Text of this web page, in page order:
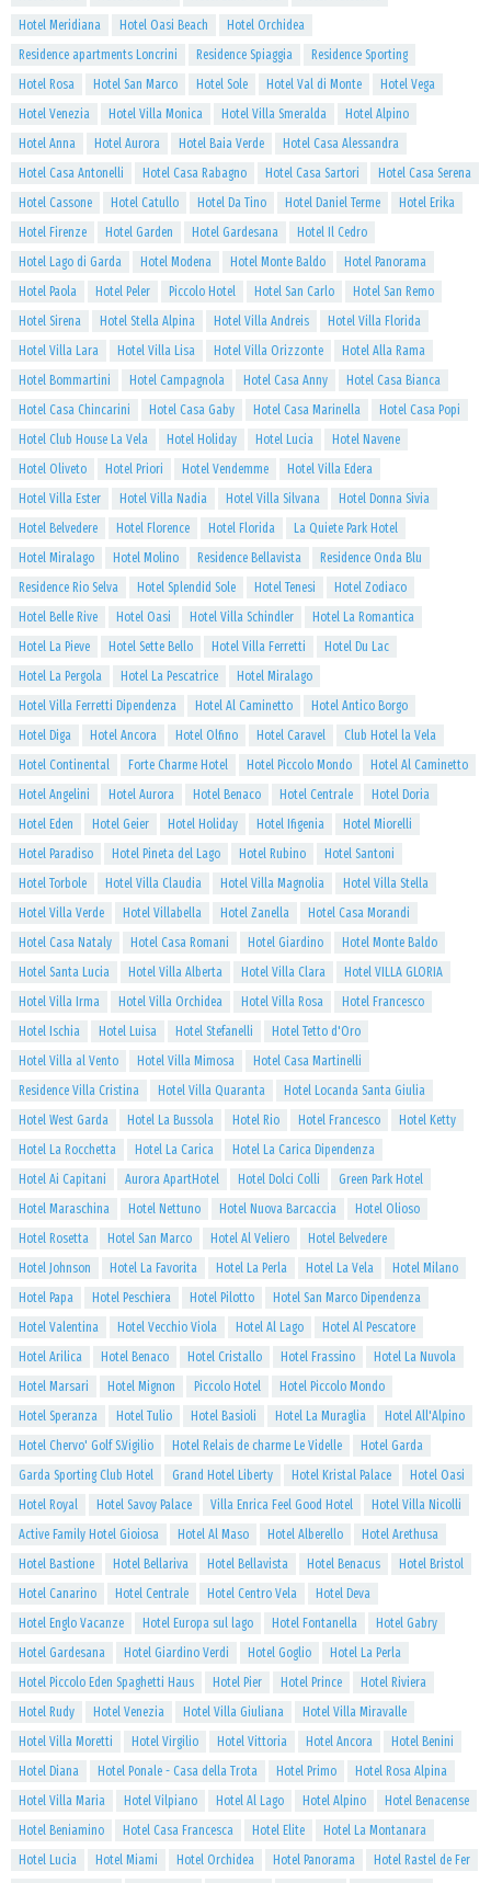
Hotel Meridiana
Hotel Oasi Beach
Hotel Orchidea
Residence apartments Loncrini
Residence Spiaggia
Residence Sporting
Hotel Rosa
Hotel San Marco Hotel Sole Hotel Val di Monte
Hotel Vega
Hotel Venezia
Hotel Villa Monica Hotel Villa Smeralda
Hotel Alpino
Hotel Anna
Hotel Aurora Hotel Baia Verde
Hotel Casa Alessandra
Hotel Casa Antonelli
Hotel Casa Rabagno Hotel Casa Sartori
Hotel Casa Serena
Hotel Cassone
Hotel Catullo Hotel Da Tino Hotel Daniel Terme
Hotel Erika
Hotel Firenze
Hotel Garden Hotel Gardesana
Hotel Il Cedro
Hotel Lago di Garda
Hotel Modena Hotel Monte Baldo
Hotel Panorama
Hotel Paola
Hotel Peler Piccolo Hotel Hotel San Carlo
Hotel San Remo
Hotel Sirena
Hotel Stella Alpina Hotel Villa Andreis
Hotel Villa Florida
Hotel Villa Lara
Hotel Villa Lisa Hotel Villa Orizzonte
Hotel Alla Rama
Hotel Bommartini
Hotel Campagnola Hotel Casa Anny
Hotel Casa Bianca
Hotel Casa Chincarini
Hotel Casa Gaby Hotel Casa Marinella
Hotel Casa Popi
Hotel Club House La Vela
Hotel Holiday Hotel Lucia
Hotel Navene
Hotel Oliveto
Hotel Priori Hotel Vendemme
Hotel Villa Edera
Hotel Villa Ester
Hotel Villa Nadia Hotel Villa Silvana
Hotel Donna Sivia
Hotel Belvedere
Hotel Florence Hotel Florida
La Quiete Park Hotel
Hotel Miralago
Hotel Molino Residence Bellavista
Residence Onda Blu
Residence Rio Selva
Hotel Splendid Sole Hotel Tenesi
Hotel Zodiaco
Hotel Belle Rive
Hotel Oasi Hotel Villa Schindler
Hotel La Romantica
Hotel La Pieve
Hotel Sette Bello Hotel Villa Ferretti
Hotel Du Lac
Hotel La Pergola
Hotel La Pescatrice
Hotel Miralago
Hotel Villa Ferretti Dipendenza
Hotel Al Caminetto
Hotel Antico Borgo
Hotel Diga
Hotel Ancora Hotel Olfino Hotel Caravel
Club Hotel la Vela
Hotel Continental
Forte Charme Hotel Hotel Piccolo Mondo
Hotel Al Caminetto
Hotel Angelini
Hotel Aurora Hotel Benaco Hotel Centrale
Hotel Doria
Hotel Eden
Hotel Geier Hotel Holiday Hotel Ifigenia
Hotel Miorelli
Hotel Paradiso
Hotel Pineta del Lago Hotel Rubino
Hotel Santoni
Hotel Torbole
Hotel Villa Claudia Hotel Villa Magnolia
Hotel Villa Stella
Hotel Villa Verde
Hotel Villabella Hotel Zanella
Hotel Casa Morandi
Hotel Casa Nataly
Hotel Casa Romani Hotel Giardino
Hotel Monte Baldo
Hotel Santa Lucia
Hotel Villa Alberta Hotel Villa Clara
Hotel VILLA GLORIA
Hotel Villa Irma
Hotel Villa Orchidea Hotel Villa Rosa
Hotel Francesco
Hotel Ischia
Hotel Luisa Hotel Stefanelli
Hotel Tetto d'Oro
Hotel Villa al Vento
Hotel Villa Mimosa
Hotel Casa Martinelli
Residence Villa Cristina
Hotel Villa Quaranta
Hotel Locanda Santa Giulia
Hotel West Garda
Hotel La Bussola Hotel Rio Hotel Francesco
Hotel Ketty
Hotel La Rocchetta
Hotel La Carica
Hotel La Carica Dipendenza
Hotel Ai Capitani
Aurora ApartHotel Hotel Dolci Colli
Green Park Hotel
Hotel Maraschina
Hotel Nettuno Hotel Nuova Barcaccia
Hotel Olioso
Hotel Rosetta
Hotel San Marco Hotel Al Veliero
Hotel Belvedere
Hotel Johnson
Hotel La Favorita Hotel La Perla Hotel La Vela
Hotel Milano
Hotel Papa
Hotel Peschiera Hotel Pilotto
Hotel San Marco Dipendenza
Hotel Valentina
Hotel Vecchio Viola Hotel Al Lago
Hotel Al Pescatore
Hotel Arilica
Hotel Benaco Hotel Cristallo Hotel Frassino
Hotel La Nuvola
Hotel Marsari
Hotel Mignon Piccolo Hotel
Hotel Piccolo Mondo
Hotel Speranza
Hotel Tulio Hotel Basioli Hotel La Muraglia
Hotel All'Alpino
Hotel Chervo' Golf S.Vigilio
Hotel Relais de charme Le Videlle
Hotel Garda
Garda Sporting Club Hotel
Grand Hotel Liberty Hotel Kristal Palace
Hotel Oasi
Hotel Royal
Hotel Savoy Palace Villa Enrica Feel Good Hotel
Hotel Villa Nicolli
Active Family Hotel Gioiosa
Hotel Al Maso Hotel Alberello
Hotel Arethusa
Hotel Bastione
Hotel Bellariva Hotel Bellavista Hotel Benacus
Hotel Bristol
Hotel Canarino
Hotel Centrale Hotel Centro Vela
Hotel Deva
Hotel Englo Vacanze
Hotel Europa sul lago Hotel Fontanella
Hotel Gabry
Hotel Gardesana
Hotel Giardino Verdi Hotel Goglio
Hotel La Perla
Hotel Piccolo Eden Spaghetti Haus
Hotel Pier Hotel Prince
Hotel Riviera
Hotel Rudy
Hotel Venezia Hotel Villa Giuliana
Hotel Villa Miravalle
Hotel Villa Moretti
Hotel Virgilio Hotel Vittoria Hotel Ancora
Hotel Benini
Hotel Diana
Hotel Ponale - Casa della Trota Hotel Primo
Hotel Rosa Alpina
Hotel Villa Maria
Hotel Vilpiano Hotel Al Lago Hotel Alpino
Hotel Benacense
Hotel Beniamino
Hotel Casa Francesca Hotel Elite
Hotel La Montanara
Hotel Lucia
Hotel Miami Hotel Orchidea Hotel Panorama
Hotel Rastel de Fer